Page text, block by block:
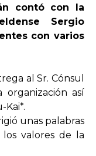
contó con la
Sergio
con varios
al Sr. Cónsul
así
Kai*.
unas palabras
los valores de la